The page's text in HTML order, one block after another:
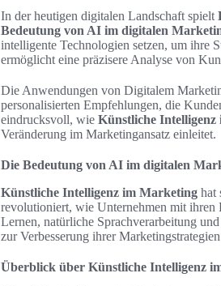
In der heutigen digitalen Landschaft spielt
Bedeutung von AI im digitalen
intelligente Technologien setzen, um ihre
ermöglicht eine präzisere Analyse von
Die Anwendungen von Digitalem
personalisierten Empfehlungen, die
eindrucksvoll, wie Künstliche
Veränderung im Marketingansatz einleitet.
Die Bedeutung von AI im digitalen
Künstliche Intelligenz im Marketing hat
revolutioniert, wie Unternehmen mit
Lernen, natürliche Sprachverarbeitung
zur Verbesserung ihrer
Überblick über Künstliche Intelligenz